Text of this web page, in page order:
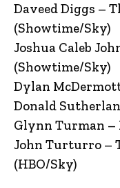
Daveed Diggs –
(Showtime/Sky)
Joshua Caleb
(Showtime/Sky)
Dylan
Donald
Glynn Turman –
John Turturro –
(HBO/Sky)